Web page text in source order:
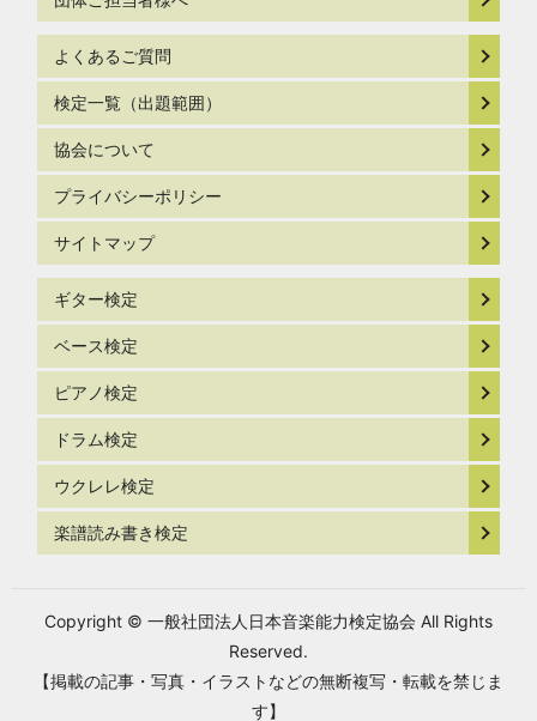
よくあるご質問
検定一覧（出題範囲）
協会について
プライバシーポリシー
サイトマップ
ギター検定
ベース検定
ピアノ検定
ドラム検定
ウクレレ検定
楽譜読み書き検定
Copyright © 一般社団法人日本音楽能力検定協会 All Rights
Reserved.
【掲載の記事・写真・イラストなどの無断複写・転載を禁じま
す】